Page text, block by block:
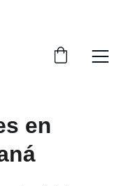
en